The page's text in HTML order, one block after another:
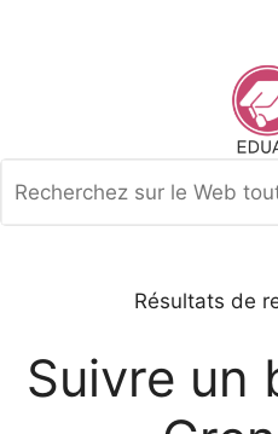
Résultats de
Suivre un